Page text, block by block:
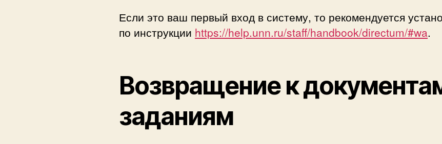
Если это ваш первый вход в систему, то рекомендуется
по инструкции https://help.unn.ru/staff/handbook/directum/#wa.
Возвращение к
заданиям